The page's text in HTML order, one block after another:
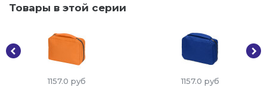
Товары в этой серии
1157.0 руб 1157.0 руб